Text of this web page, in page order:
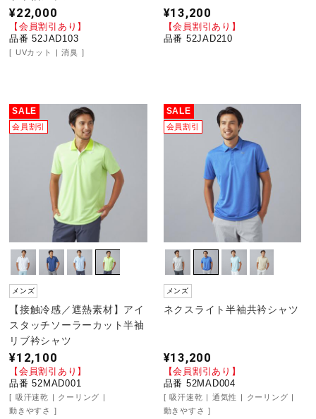
¥22,000
【会員割引あり】
品番 52JAD103
UVカット 消臭
¥13,200
【会員割引あり】
品番 52JAD210
SALE
会員割引
メンズ
【接触冷感／遮熱素材】アイ
スタッチソーラーカット半袖
リブ衿シャツ
¥12,100
【会員割引あり】
品番 52MAD001
吸汗速乾
クーリング
動きやすさ
SALE
会員割引
メンズ
ネクスライト半袖共衿シャツ
¥13,200
【会員割引あり】
品番 52MAD004
吸汗速乾 通気性
クーリング
動きやすさ